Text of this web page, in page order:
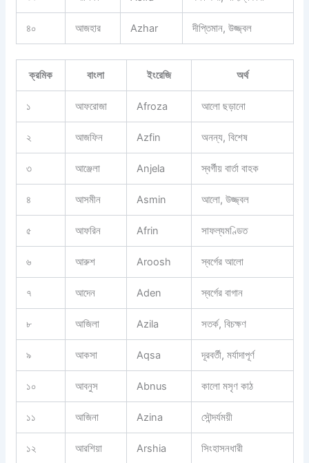
৪০ আজহার Azhar দীপ্তিমান, উজ্জ্বল
ক্রমিক বাংলা ইংরেজি অর্থ
১ আফরোজা Afroza আলো ছড়ানো
২ আজফিন Azfin অনন্য, বিশেষ
৩ আঞ্জেলা Anjela স্বর্গীয় বার্তা বাহক
৪ আসমীন Asmin আলো, উজ্জ্বল
৫ আফরিন Afrin সাফল্যমণ্ডিত
৬ আরুশ Aroosh স্বর্গের আলো
৭ আদেন Aden স্বর্গের বাগান
৮ আজিলা Azila সতর্ক, বিচক্ষণ
৯ আকসা Aqsa দূরবর্তী, মর্যাদাপূর্ণ
১০ আবনুস Abnus কালো মসৃণ কাঠ
১১ আজিনা Azina সৌন্দর্যময়ী
১২ আরশিয়া Arshia সিংহাসনধারী